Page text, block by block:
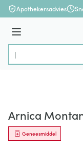
Ga naar de inhoud
Apothekersadvies
Menu
Product, merk,
Arnica
Geneesmiddel